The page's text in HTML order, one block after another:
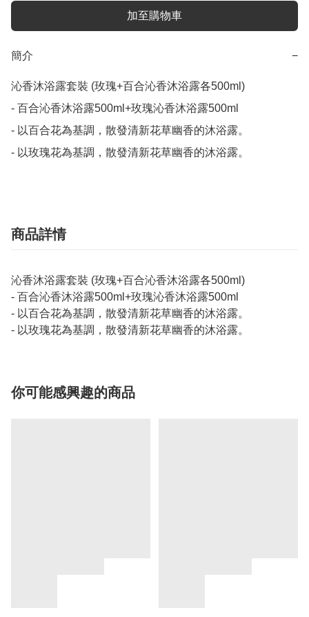
加至購物車
簡介 −
沁香沐浴露套裝 (玫瑰+百合沁香沐浴露各500ml)
- 百合沁香沐浴露500ml+玫瑰沁香沐浴露500ml
- 以百合花為基調，散發清新花草幽香的沐浴露。
- 以玫瑰花為基調，散發清新花草幽香的沐浴露。
商品詳情
沁香沐浴露套裝 (玫瑰+百合沁香沐浴露各500ml)
- 百合沁香沐浴露500ml+玫瑰沁香沐浴露500ml
- 以百合花為基調，散發清新花草幽香的沐浴露。
- 以玫瑰花為基調，散發清新花草幽香的沐浴露。
你可能感興趣的商品